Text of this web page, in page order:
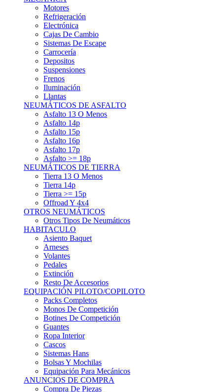
Refrigeración
Electrónica
Cajas De Cambio
Sistemas De Escape
Carrocería
Depositos
Suspensiones
Frenos
Iluminación
Llantas
NEUMÁTICOS DE ASFALTO
Asfalto 13 O Menos
Asfalto 14p
Asfalto 15p
Asfalto 16p
Asfalto 17p
Asfalto >= 18p
NEUMÁTICOS DE TIERRA
Tierra 13 O Menos
Tierra 14p
Tierra >= 15p
Offroad Y 4x4
OTROS NEUMÁTICOS
Otros Tipos De Neumáticos
HABITACULO
Asiento Baquet
Arneses
Volantes
Pedales
Extinción
Resto De Accesorios
EQUIPACIÓN PILOTO/COPILOTO
Packs Completos
Monos De Competición
Botines De Competición
Guantes
Ropa Interior
Cascos
Sistemas Hans
Bolsas Y Mochilas
Equipación Para Mecánicos
ANUNCIOS DE COMPRA
Compra De Piezas
Compra De Neumáticos